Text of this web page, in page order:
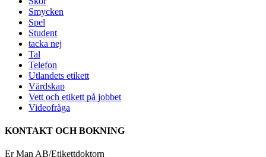
Smycken
Spel
Student
tacka nej
Tal
Telefon
Utlandets etikett
Värdskap
Vett och etikett på jobbet
Videofråga
KONTAKT OCH BOKNING
Er Man AB/Etikettdoktorn